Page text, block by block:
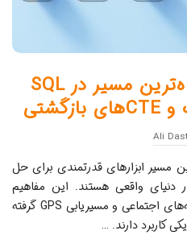
بهینه‌سازی یافتن کوتاه‌ترین مسیر در SQL
Ali
مسیر ابزارهای قدرتمندی برای حل
واقعی هستند. این مفاهیم
بنیادی در حوزه‌های متنوعی از شبکه‌های اجتماعی و مسیریابی GPS گرفته
کاربرد دارند. …